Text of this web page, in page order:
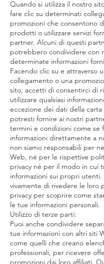
Quando si utilizza il nostro
fare clic su determinati
promozioni che consentono
prodotti o utilizzare servizi
partner. Alcuni di questi
potrebbero condividere con
determinate informazioni
Facendo clic su e attraverso
collegamento o una
sito, accetti di consentirci di
utilizzare qualsiasi
eccezione dei dati della
potresti fornire ai nostri
termini e condizioni come se
informazioni direttamente a
non siamo responsabili per
Web, né per le rispettive
privacy né per il modo in cui
informazioni sui propri utenti.
vivamente di rivedere le loro
privacy per scoprire come
le tue informazioni personali.
Utilizzo di terze parti:
Puoi anche condividere
tue informazioni con altri siti
come quelli che creano
professionali, per ricevere
promozioni dai loro affiliati.